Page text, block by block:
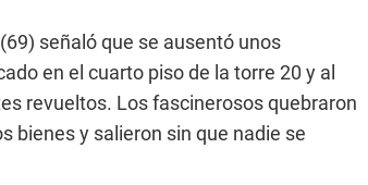
señaló que se ausentó unos
en el cuarto piso de la torre 20 y al
revueltos. Los fascinerosos quebraron
bienes y salieron sin que nadie se